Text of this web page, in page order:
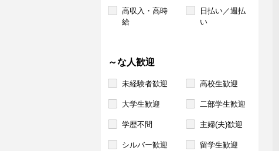
高収入・高時
給
日払い／週払
い
～な人歓迎
未経験者歓迎 高校生歓迎
大学生歓迎 二部学生歓迎
学歴不問 主婦(夫)歓迎
シルバー歓迎 留学生歓迎